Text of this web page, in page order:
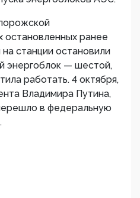
остановленных ранее
станции остановили
энергоблок — шестой,
работать. 4 октября,
Владимира Путина,
в федеральную